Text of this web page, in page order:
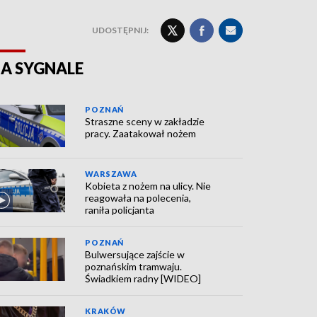
UDOSTĘPNIJ:
SYGNALE
POZNAŃ
Straszne sceny w zakładzie
pracy. Zaatakował nożem
WARSZAWA
Kobieta z nożem na ulicy. Nie
reagowała na polecenia,
raniła policjanta
POZNAŃ
Bulwersujące zajście w
poznańskim tramwaju.
Świadkiem radny [WIDEO]
KRAKÓW